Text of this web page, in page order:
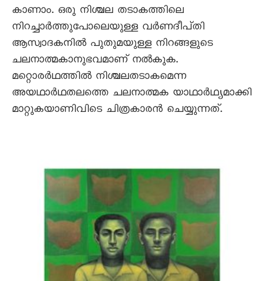
കാണാം. ഒരു നിശ്ചല തടാകത്തിലെ
നിറച്ചാർത്തുപോലെയുള്ള വർണദീപ്‌തി
ആസ്വാദകനിൽ പുതുമയുള്ള നിറങ്ങളുടെ
ചലനാത്മകാനുഭവമാണ്‌ നൽകുക.
മറ്റൊരർഥത്തിൽ നിശ്ചലതടാകമെന്ന
അയഥാർഥതലത്തെ ചലനാത്മക യാഥാർഥ്യമാക്കി
മാറ്റുകയാണിവിടെ ചിത്രകാരൻ ചെയ്യുന്നത്‌.